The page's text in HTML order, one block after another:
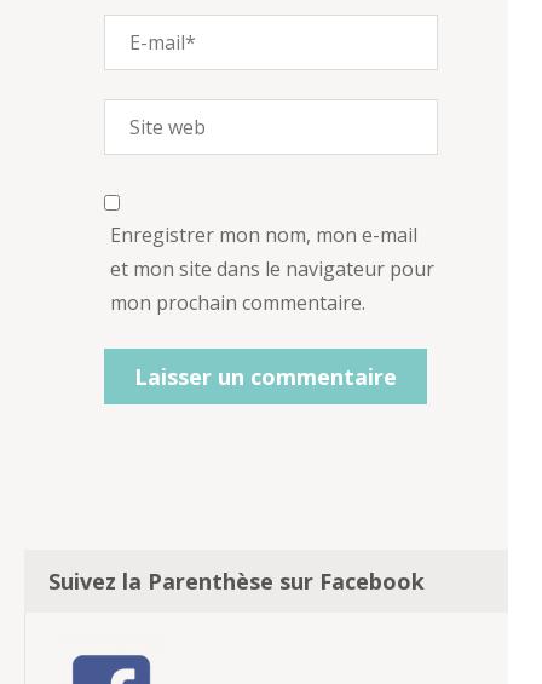
Enregistrer mon nom, mon e-mail
et mon site dans le navigateur pour
mon prochain commentaire.
Suivez la Parenthèse sur Facebook